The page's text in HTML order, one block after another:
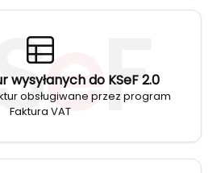
eF
wysyłanych do KSeF 2.0
obsługiwane przez program
Faktura VAT